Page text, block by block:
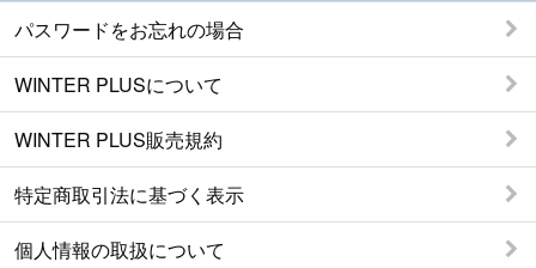
パスワードをお忘れの場合
WINTER PLUSについて
WINTER PLUS販売規約
特定商取引法に基づく表示
個人情報の取扱について